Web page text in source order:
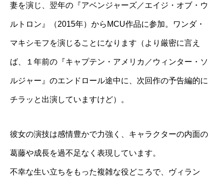
妻を演じ、翌年の『アベンジャーズ／エイジ・オブ・ウ
ルトロン』（2015年）からMCU作品に参加。ワンダ・
マキシモフを演じることになります（より厳密に言え
ば、１年前の『キャプテン・アメリカ／ウィンター・ソ
ルジャー』のエンドロール途中に、次回作の予告編的に
チラッと出演していますけど）。
彼女の演技は感情豊かで力強く、キャラクターの内面の
葛藤や成長を過不足なく表現しています。
不幸な生い立ちをもった複雑な役どころで、ヴィラン